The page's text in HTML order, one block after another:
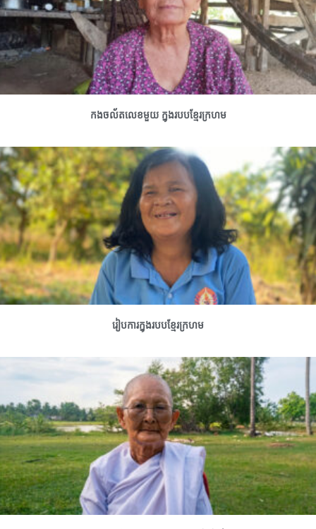
កងចល័តលេខមួយ ក្នុងរបបខ្មែរក្រហម
រៀបការក្នុងរបបខ្មែរក្រហម